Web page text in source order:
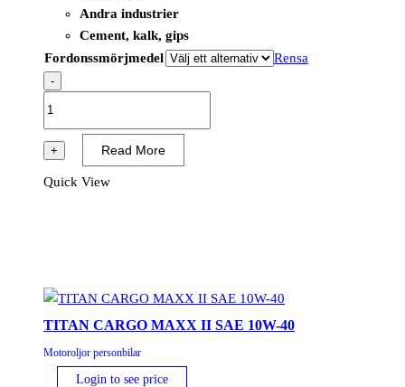
Andra industrier
Cement, kalk, gips
Fordonssmörjmedel
Rensa
-
HVXA
mängd
+ Read More
Quick View
TITAN CARGO MAXX II SAE 10W-40
Motoroljor personbilar
Login to see price